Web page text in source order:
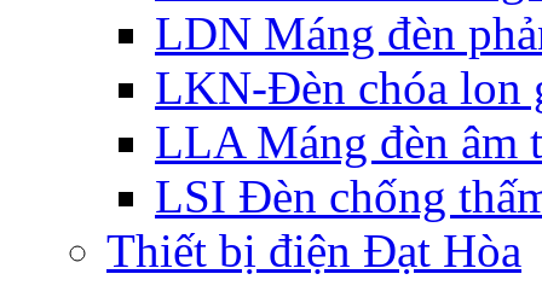
LDN Máng đèn
LKN-Đèn chóa lon
LLA Máng đèn âm
LSI Đèn chống
Thiết bị điện Đạt Hòa